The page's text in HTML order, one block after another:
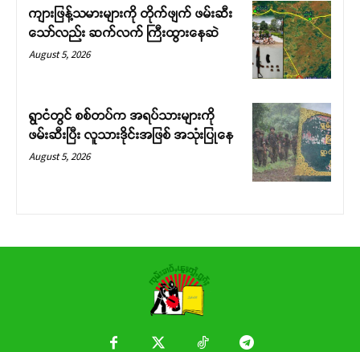
Donate Now
ကျားဖြန့်သမားများကို တိုက်ဖျက် ဖမ်းဆီး
သော်လည်း ဆက်လက် ကြီးထွားနေဆဲ
August 5, 2026
ရွာငံတွင် စစ်တပ်က အရပ်သားများကို
ဖမ်းဆီးပြီး လူသားဒိုင်းအဖြစ် အသုံးပြုနေ
August 5, 2026